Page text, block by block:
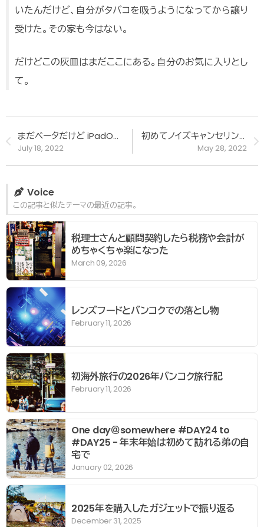
いたんだけど、自分がタバコを吸うようになってから譲り
受けた。その家も今はない。
だけどこの灰皿はまだここにある。自分のお気に入りとし
て。
まだベータだけど iPadOS 16 について
July 18, 2022
初めてノイズキャンセリングヘッドフォンに出会った時の話
May 28, 2022
Voice
この記事と似たテーマの最近の記事。
税理士さんと顧問契約したら税務や会計が
めちゃくちゃ楽になった
March 09, 2026
レンズフードとバンコクでの落とし物
February 11, 2026
初海外旅行の2026年バンコク旅行記
February 11, 2026
One day＠somewhere #DAY24 to
#DAY25 - 年末年始は初めて訪れる弟の自
宅で
January 02, 2026
2025年を購入したガジェットで振り返る
December 31, 2025